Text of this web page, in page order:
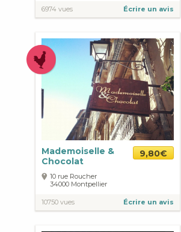
6974 vues Écrire un avis
Mademoiselle &
Chocolat
9,80€
10 rue Roucher
34000 Montpellier
10750 vues Écrire un avis